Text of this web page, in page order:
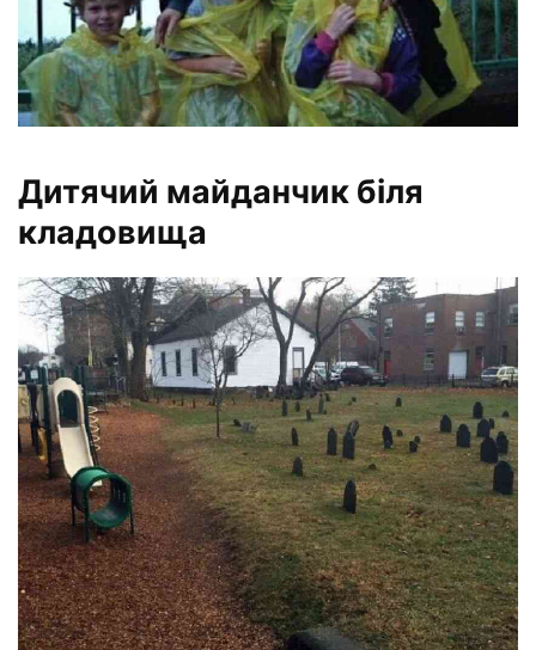
Дитячий майданчик біля
кладовища